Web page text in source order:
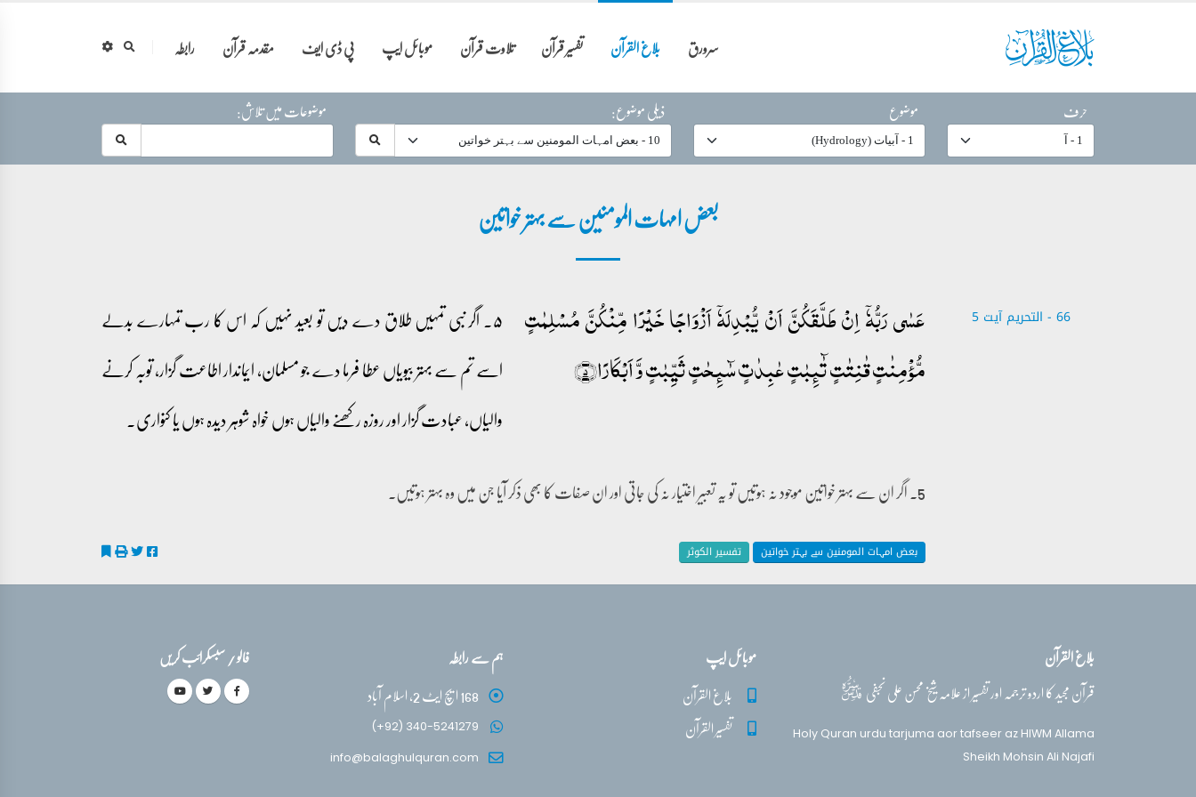
سرورق بلاغ القرآن تفسیر قرآن تلاوت قرآن موبائل ایپ پی ڈی ایف مقدمہ قرآن
رابطہ
حرف
موضوع ذیلی موضوع: موضوعات میں تلاش:
بعض امہات المومنین سے بہتر خواتین
66 - ‎التحريم آیت 5
عَسٰی رَبُّہٗۤ اِنۡ طَلَّقَکُنَّ اَنۡ یُّبۡدِلَہٗۤ اَزۡوَاجًا خَیۡرًا مِّنۡکُنَّ مُسۡلِمٰتٍ
مُّؤۡمِنٰتٍ قٰنِتٰتٍ تٰٓئِبٰتٍ عٰبِدٰتٍ سٰٓئِحٰتٍ ثَیِّبٰتٍ وَّ اَبۡکَارًا﴿۵﴾
۵۔ اگر نبی تمہیں طلاق دے دیں تو بعید نہیں کہ اس کا رب تمہارے بدلے
اسے تم سے بہتر بیویاں عطا فرما دے جو مسلمان، ایماندار اطاعت گزار، توبہ کرنے
والیاں، عبادت گزار اور روزہ رکھنے والیاں ہوں خواہ شوہر دیدہ ہوں یا کنواری۔
5۔ اگر ان سے بہتر خواتین موجود نہ ہوتیں تو یہ تعبیر اختیار نہ کی جاتی اور ان صفات کا بھی ذکر آیا جن میں وہ بہتر ہوتیں۔
بعض امہات المومنین سے بہتر خواتین تفسیر الکوثر
بلاغ القرآن
قرآن مجید کا اردو ترجمہ اور تفسیر از علامہ شیخ محسن علی نجفیقدس‌سره
Holy Quran urdu tarjuma aor tafseer az HIWM Allama
Sheikh Mohsin Ali Najafi
موبائل ایپ
بلاغ القرآن
تفسیر القرآن
ہم سے رابطہ
168 ایچ ایٹ 2، اسلام آباد
(+92) 340-5241279
info@balaghulquran.com
فالو / سبسکرائب کریں